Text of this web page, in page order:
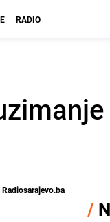
RADIO
Radiosarajevo.ba
/